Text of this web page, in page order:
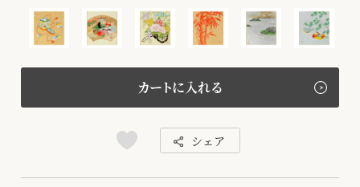
カートに入れる
シェア